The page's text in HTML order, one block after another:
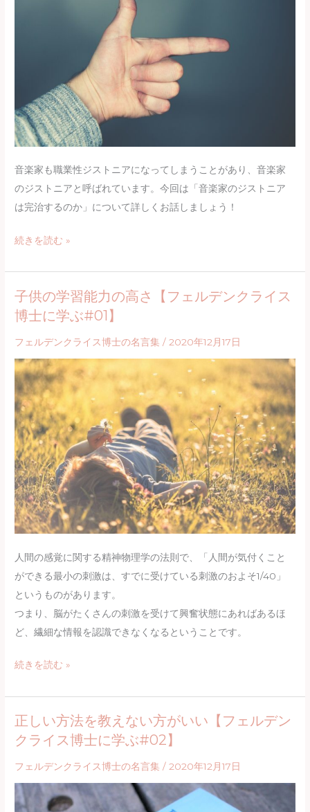
ン
ク
イ
ス・
メ
ソ
ド
と
は？
音
楽
家
が
知
る
べ
き
「脳
と
身
体」
の
話
音楽家も職業性ジストニアになってしまうことがあり、音楽家
のジストニアと呼ばれています。今回は「音楽家のジストニア
は完治するのか」について詳しくお話しましょう！
音
の
ジ
ニ
ア
は
完
治
す
る
の
か？
年
の
リ
ハ
ビ
か
か
っ
た
真
実！
続きを読む »
子供の学習能力の高さ【フェルデンクライス
博士に学ぶ#01】
フェルデンクライス博士の名言集 /2020年12月17日
人間の感覚に関する精神物理学の法則で、「人間が気付くこと
ができる最小の刺激は、すでに受けている刺激のおよそ1/40」
というものがあります。
つまり、脳がたくさんの刺激を受けて興奮状態にあればあるほ
ど、繊細な情報を認識できなくなるということです。
子
学
習
の
続きを読む »
正しい方法を教えない方がいい【フェルデン
クライス博士に学ぶ#02】
フェルデンクライス博士の名言集 /2020年12月17日